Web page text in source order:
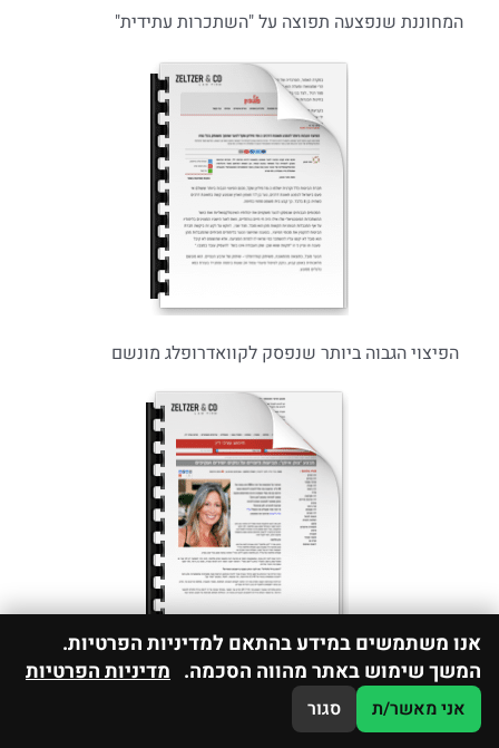
המחוננת שנפצעה תפוצה על "השתכרות עתידית"
הפיצוי הגבוה ביותר שנפסק לקוואדרופלג מונשם
פיצויים על נזקים ישירים ועקיפים במבצע צוק איתן
אנו משתמשים במידע בהתאם למדיניות הפרטיות.
המשך שימוש באתר מהווה הסכמה. מדיניות הפרטיות
אני מאשר/ת סגור